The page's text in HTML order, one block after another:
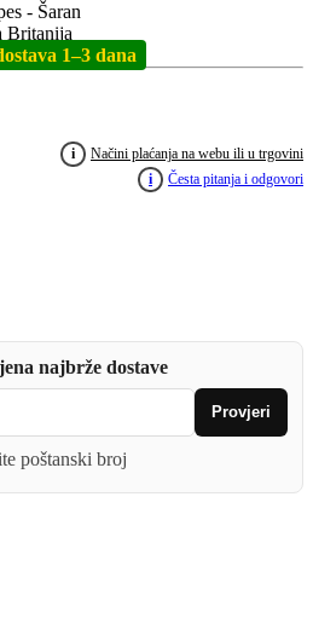
- Šaran
1–3 dana
i
Načini plaćanja na webu ili u trgovini
i
Česta pitanja i odgovori
najbrže dostave
Provjeri
poštanski broj